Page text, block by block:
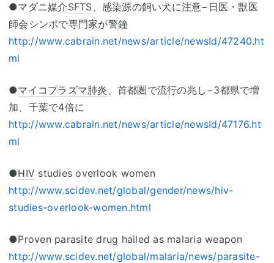
●マダニ媒介SFTS、感染源の飼い犬に注意−日医・獣医
師会シンポで専門家が警鐘
http://www.cabrain.net/news/article/newsId/47240.ht
ml
●マイコプラズマ肺炎 、首都圏で流行の兆し−3都県で増
加、千葉で4倍に
http://www.cabrain.net/news/article/newsId/47176.ht
ml
●HIV studies overlook women
http://www.scidev.net/global/gender/news/hiv-
studies-overlook-women.html
●Proven parasite drug hailed as malaria weapon
http://www.scidev.net/global/malaria/news/parasite-